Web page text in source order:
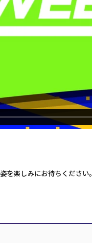
楽しみにお待ちください。